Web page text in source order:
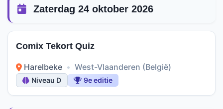
Zaterdag 24 oktober 2026
Comix Tekort Quiz
Harelbeke • West-Vlaanderen (België)
Niveau D 9e editie